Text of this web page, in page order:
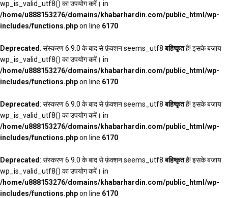
wp_is_valid_utf8() का उपयोग करें। in
/home/u888153276/domains/khabarhardin.com/public_html/wp-
includes/functions.phpon line 6170
Deprecated: संस्करण 6.9.0 के बाद से फ़ंक्शन seems_utf8बहिष्कृतहै! इसके बजाय
wp_is_valid_utf8() का उपयोग करें। in
/home/u888153276/domains/khabarhardin.com/public_html/wp-
includes/functions.phpon line 6170
Deprecated: संस्करण 6.9.0 के बाद से फ़ंक्शन seems_utf8बहिष्कृतहै! इसके बजाय
wp_is_valid_utf8() का उपयोग करें। in
/home/u888153276/domains/khabarhardin.com/public_html/wp-
includes/functions.phpon line 6170
Deprecated: संस्करण 6.9.0 के बाद से फ़ंक्शन seems_utf8बहिष्कृतहै! इसके बजाय
wp_is_valid_utf8() का उपयोग करें। in
/home/u888153276/domains/khabarhardin.com/public_html/wp-
includes/functions.phpon line 6170